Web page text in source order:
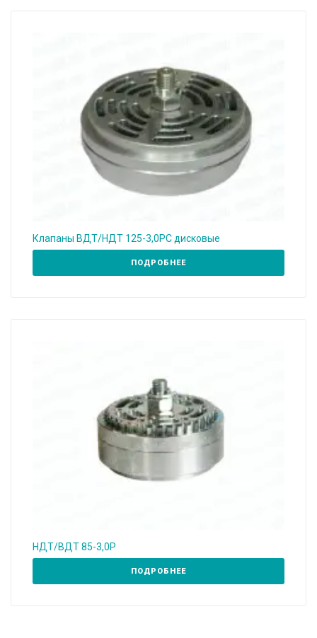
Клапаны ВДТ/НДТ 125-3,0РС дисковые
ПОДРОБНЕЕ
НДТ/ВДТ 85-3,0Р
ПОДРОБНЕЕ